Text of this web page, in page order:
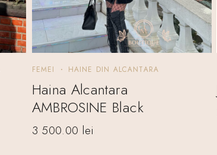
FEMEI HAINE DIN ALCANTARA
Haina Alcantara
AMBROSINE Black
3 500.00 lei